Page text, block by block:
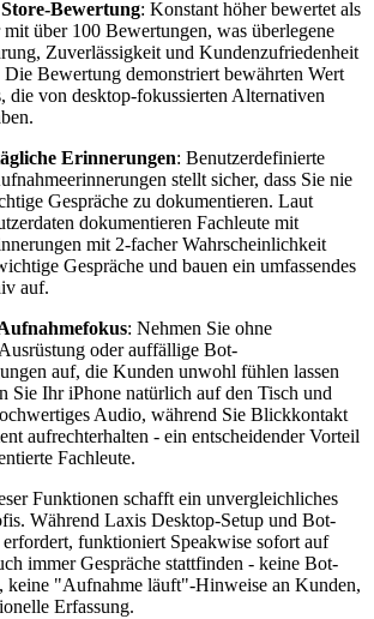
Bewertung: Konstant höher bewertet als
über 100 Bewertungen, was überlegene
Zuverlässigkeit und Kundenzufriedenheit
Bewertung demonstriert bewährten Wert
die von desktop-fokussierten Alternativen
Erinnerungen: Benutzerdefinierte
stellt sicher, dass Sie nie
Gespräche zu dokumentieren. Laut
dokumentieren Fachleute mit
mit 2-facher Wahrscheinlichkeit
Gespräche und bauen ein umfassendes
auf.
: Nehmen Sie ohne
oder auffällige Bot-
auf, die Kunden unwohl fühlen lassen
Sie Ihr iPhone natürlich auf den Tisch und
Audio, während Sie Blickkontakt
aufrechterhalten - ein entscheidender Vorteil
Fachleute.
Funktionen schafft ein unvergleichliches
Während Laxis Desktop-Setup und Bot-
funktioniert Speakwise sofort auf
immer Gespräche stattfinden - keine Bot-
keine "Aufnahme läuft"-Hinweise an Kunden,
Erfassung.